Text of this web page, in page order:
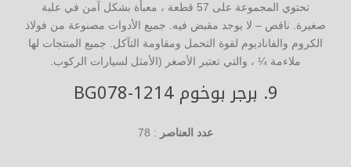
تحتوي المجموعة على 57 قطعة ، معبأة بشكل آمن في علبة
صغيرة. ناقص – لا يوجد مقبض فيه. جميع الأدوات مصنوعة من فولاذ
الكروم والفاناديوم لقوة التحمل ومقاومة التآكل. جميع المنتجات لها
ملاءمة ¼ ، والتي تعتبر الأصغر (الأمثل لسيارات الركوب.
9. برجر بوخوم BG078-1214
عدد العناصر : 78